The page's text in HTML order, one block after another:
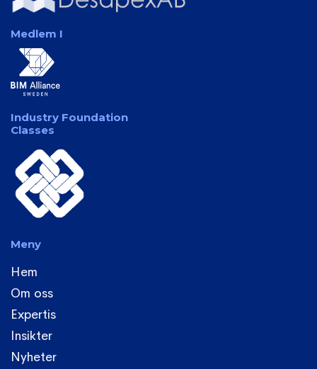
Medlem I
Industry Foundation
Classes
Meny
Hem
Om oss
Expertis
Insikter
Nyheter